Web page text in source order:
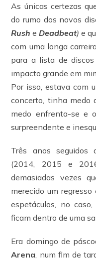
As únicas certezas
do rumo dos novos
Rush eDeadbeat) e
com uma longa
para a lista de
impacto grande em
Por isso, estava com
concerto, tinha medo
medo enfrenta-se e
surpreendente e
Três anos seguidos
(2014, 2015 e
demasiadas vezes
merecido um
espetáculos, no
ficam dentro de uma
Era domingo de
Arena , num fim de